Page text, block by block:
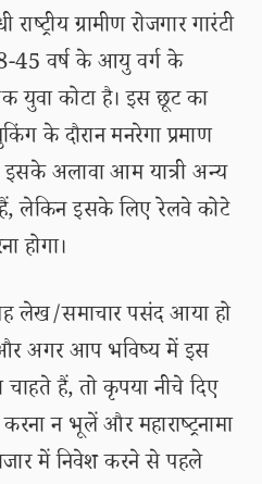
ग्रामीण रोजगार गारंटी
45 वर्ष के आयु वर्ग के
युवा कोटा है। इस छूट का
के दौरान मनरेगा प्रमाण
इसके अलावा आम यात्री अन्य
लेकिन इसके लिए रेलवे कोटे
होगा।
लेख/समाचार पसंद आया हो
अगर आप भविष्य में इस
हैं, तो कृपया नीचे दिए
न भूलें और महाराष्ट्रनामा
में निवेश करने से पहले